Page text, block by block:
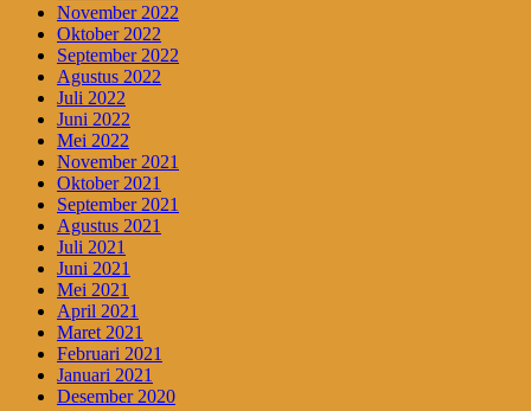
November 2022
Oktober 2022
September 2022
Agustus 2022
Juli 2022
Juni 2022
Mei 2022
November 2021
Oktober 2021
September 2021
Agustus 2021
Juli 2021
Juni 2021
Mei 2021
April 2021
Maret 2021
Februari 2021
Januari 2021
Desember 2020